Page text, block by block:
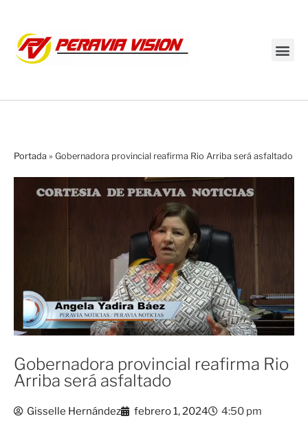
Portada » Gobernadora provincial reafirma Rio Arriba será asfaltado
Gobernadora provincial reafirma Rio
Arriba será asfaltado
Gisselle Hernández febrero 1, 2024 4:50 pm